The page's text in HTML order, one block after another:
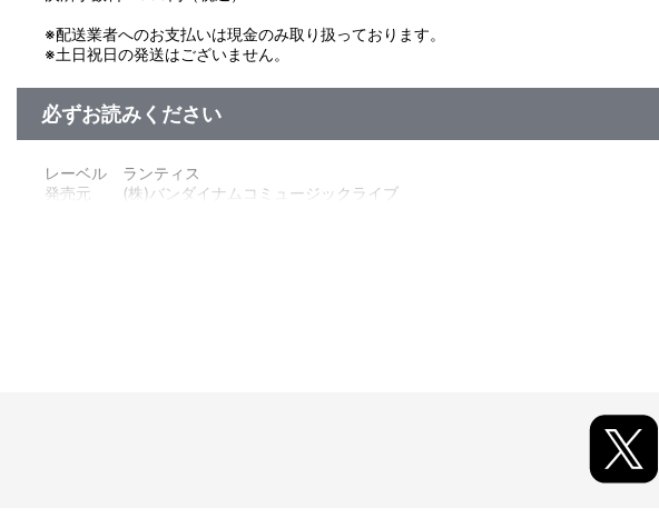
※配送業者へのお支払いは現金のみ取り扱っております。
※土日祝日の発送はございません。
必ずお読みください
レーベル ランティス
発売元 (株)バンダイナムコミュージックライブ